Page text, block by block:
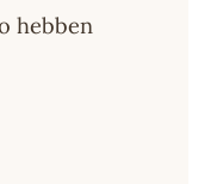
hebben